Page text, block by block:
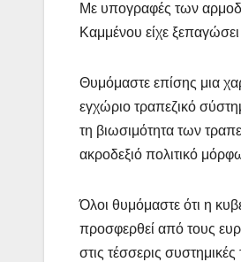
Με υπογραφές των
Καμμένου είχε
Θυμόμαστε επίσης μια
εγχώριο τραπεζικό
τη βιωσιμότητα των
ακροδεξιό πολιτικό
Όλοι θυμόμαστε ότι η
προσφερθεί από τους
στις τέσσερις